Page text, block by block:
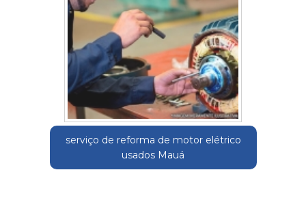
serviço de reforma de motor elétrico
usados Mauá